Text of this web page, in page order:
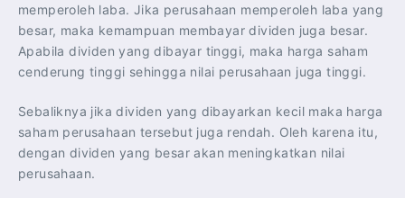
memperoleh laba. Jika perusahaan memperoleh laba yang
besar, maka kemampuan membayar dividen juga besar.
Apabila dividen yang dibayar tinggi, maka harga saham
cenderung tinggi sehingga nilai perusahaan juga tinggi.
Sebaliknya jika dividen yang dibayarkan kecil maka harga
saham perusahaan tersebut juga rendah. Oleh karena itu,
dengan dividen yang besar akan meningkatkan nilai
perusahaan.